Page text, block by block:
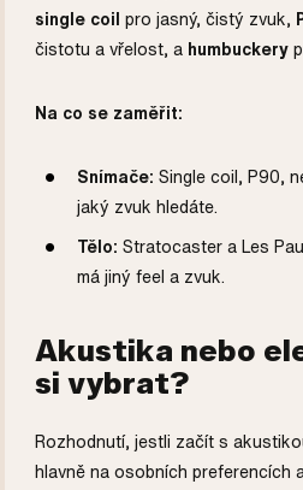
single coil
pro jasný, čistý zvuk,
čistotu a vřelost, a humbuckery
Na co se zaměřit:
Snímače: Single coil, P90,
jaký zvuk hledáte.
Tělo: Stratocaster a Les
má jiný feel a zvuk.
Akustika nebo
si vybrat?
Rozhodnutí, jestli začít s
hlavně na osobních preferencích